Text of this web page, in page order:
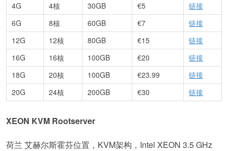
4G
4核 30GB €5
链接
6G
8核 60GB €7
链接
12G
12核 80GB €15
链接
16G
16核 100GB €20
链接
18G
20核 100GB €23.99
链接
20G
24核 200GB €30 链接
XEON KVM Rootserver
荷兰 艾赫尔斯霍芬位置，KVM架构，Intel XEON 3.5 GHz